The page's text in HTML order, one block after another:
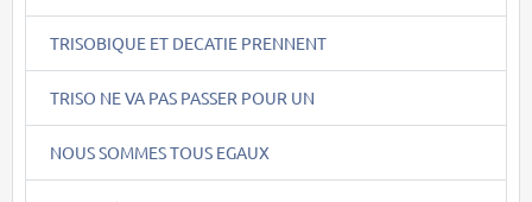
TRISOBIQUE ET DECATIE PRENNENT
TRISO NE VA PAS PASSER POUR UN
NOUS SOMMES TOUS EGAUX